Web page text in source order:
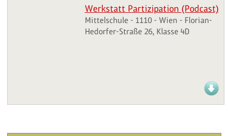
Werkstatt Partizipation (Podcast)
Mittelschule - 1110 - Wien - Florian-
Hedorfer-Straße 26, Klasse 4D